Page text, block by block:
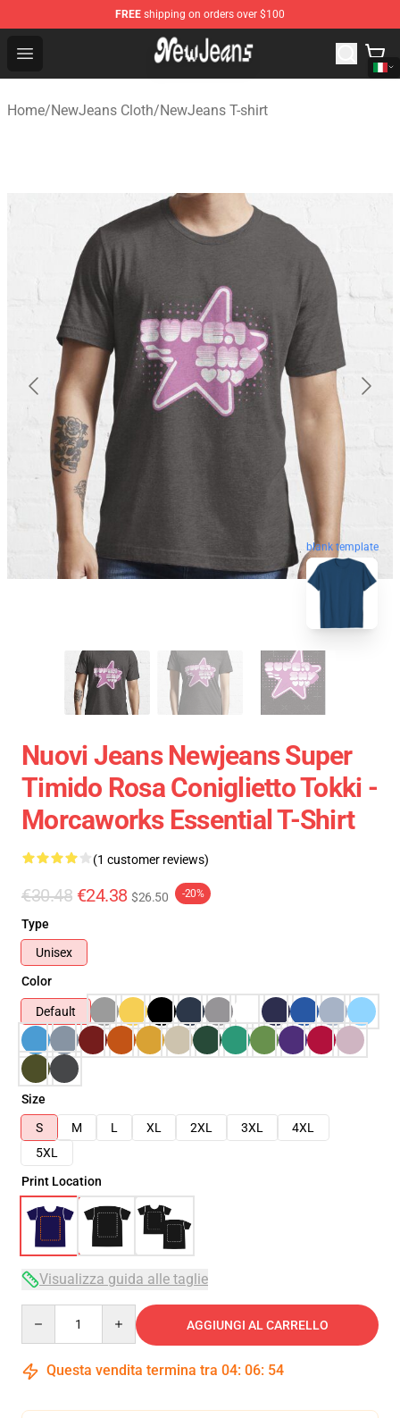
FREE shipping on orders over $100
Open menu
NewJeans Store - Official NewJeans Merchandise Shop
Home/NewJeans Cloth/NewJeans T-shirt
blank template
Nuovi Jeans Newjeans Super
Timido Rosa Coniglietto Tokki -
Morcaworks Essential T-Shirt
(1 customer reviews)
€30.48 €24.38 $26.50 -20%
Type
Unisex
Color
Default
Size
S
M L XL 2XL 3XL
4XL
5XL
Print Location
Visualizza guida alle taglie
AGGIUNGI AL CARRELLO
Questa vendita termina tra 04: 06: 54